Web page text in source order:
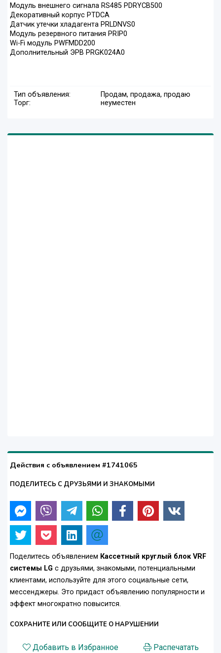
Модуль внешнего сигнала RS485 PDRYCB500
Декоративный корпус PTDCA
Датчик утечки хладагента PRLDNVS0
Модуль резервного питания PRIP0
Wi-Fi модуль PWFMDD200
Дополнительный ЭРВ PRGK024A0
Тип объявления:
Продам, продажа, продаю
Торг:
неуместен
Действия с объявлением #1741065
ПОДЕЛИТЕСЬ С ДРУЗЬЯМИ И ЗНАКОМЫМИ
Поделитесь объявлением Кассетный круглый блок VRF
системы LG с друзьями, знакомыми, потенциальными
клиентами, используйте для этого социальные сети,
мессенджеры. Это придаст объявлению популярности и
эффект многократно повысится.
СОХРАНИТЕ ИЛИ СООБЩИТЕ О НАРУШЕНИИ
Добавить в Избранное
Распечатать